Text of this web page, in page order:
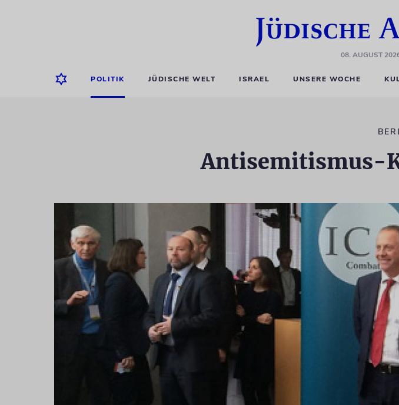
08. AUGUST
POLITIK JÜDISCHE WELT ISRAEL UNSERE WOCHE
Antisemitismus-